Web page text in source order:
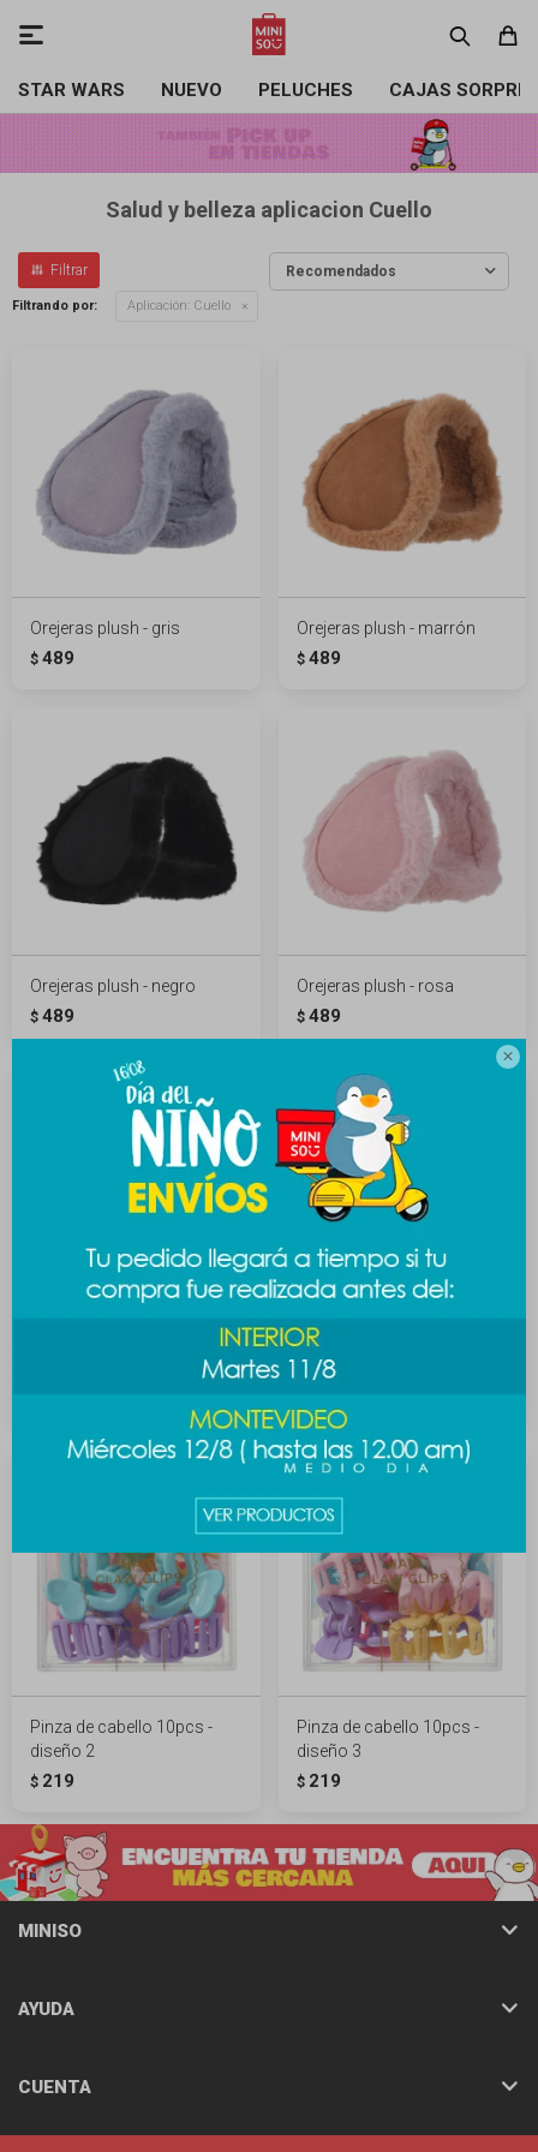

STAR WARS NUEVO PELUCHES CAJAS

Salud y belleza aplicacion Cuello
Recomendados
Filtrando por: Aplicación: Cuello
Orejeras plush - gris
$ 489
Orejeras plush - marrón
$ 489
Orejeras plush - negro
$ 489
Orejeras plush - rosa
$ 489
Pinza de cabello 10pcs -
diseño 1
Pinza de cabello 10pcs -
diseño 2
$ 219
Pinza de cabello 10pcs -
diseño 3
$ 219
MINISO
AYUDA
CUENTA